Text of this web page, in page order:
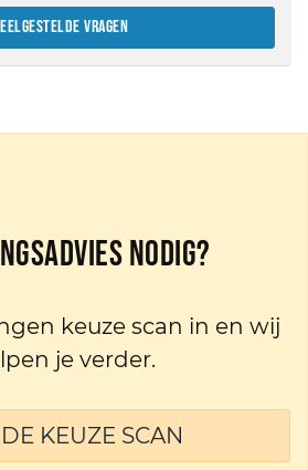
VRAGEN
nodig?
keuze scan in en wij
je verder.
KEUZE SCAN